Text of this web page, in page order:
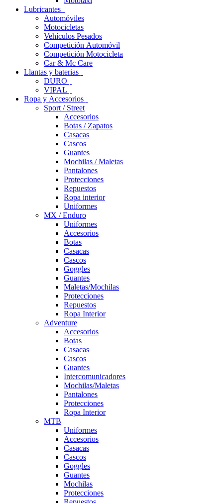
Lubricantes
Automóviles
Motocicletas
Vehículos Pesados
Competición Automóvil
Competición Motocicleta
Car & Mc Care
Llantas y baterias
DURO
VIPAL
Ropa y Accesorios
Sport / Street
Accesorios
Botas / Zapatos
Casacas
Cascos
Guantes
Mochilas / Maletas
Pantalones
Protecciones
Repuestos
Ropa interior
Uniformes
MX / Enduro
Uniformes
Accesorios
Botas
Casacas
Cascos
Goggles
Guantes
Maletas/Mochilas
Protecciones
Repuestos
Ropa Interior
Adventure
Accesorios
Botas
Casacas
Cascos
Guantes
Intercomunicadores
Mochilas/Maletas
Pantalones
Protecciones
Ropa Interior
MTB
Uniformes
Accesorios
Casacas
Cascos
Goggles
Guantes
Mochilas
Protecciones